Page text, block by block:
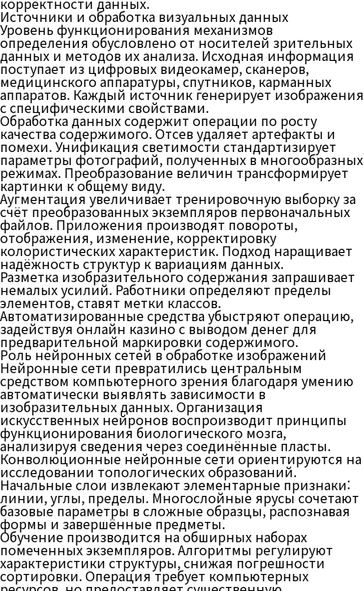
Источники и обработка визуальных данных
Уровень функционирования механизмов
определения обусловлено от носителей зрительных
данных и методов их анализа. Исходная информация
поступает из цифровых видеокамер, сканеров,
медицинского аппаратуры, спутников, карманных
аппаратов. Каждый источник генерирует изображения
с специфическими свойствами.
Обработка данных содержит операции по росту
качества содержимого. Отсев удаляет артефакты и
помехи. Унификация светимости стандартизирует
параметры фотографий, полученных в многообразных
режимах. Преобразование величин трансформирует
картинки к общему виду.
Аугментация увеличивает тренировочную выборку за
счёт преобразованных экземпляров первоначальных
файлов. Приложения производят повороты,
отображения, изменение, корректировку
колористических характеристик. Подход наращивает
надёжность структур к вариациям данных.
Разметка изобразительного содержания запрашивает
немалых усилий. Работники определяют пределы
элементов, ставят метки классов.
Автоматизированные средства убыстряют операцию,
задействуя онлайн казино с выводом денег для
предварительной маркировки содержимого.
Роль нейронных сетей в обработке изображений
Нейронные сети превратились центральным
средством компьютерного зрения благодаря умению
автоматически выявлять зависимости в
изобразительных данных. Организация
искусственных нейронов воспроизводит принципы
функционирования биологического мозга,
анализируя сведения через соединённые пласты.
Конволюционные нейронные сети ориентируются на
исследовании топологических образований.
Начальные слои извлекают элементарные признаки:
линии, углы, пределы. Многослойные ярусы сочетают
базовые параметры в сложные образцы, распознавая
формы и завершённые предметы.
Обучение производится на обширных наборах
помеченных экземпляров. Алгоритмы регулируют
характеристики структуры, снижая погрешности
сортировки. Операция требует компьютерных